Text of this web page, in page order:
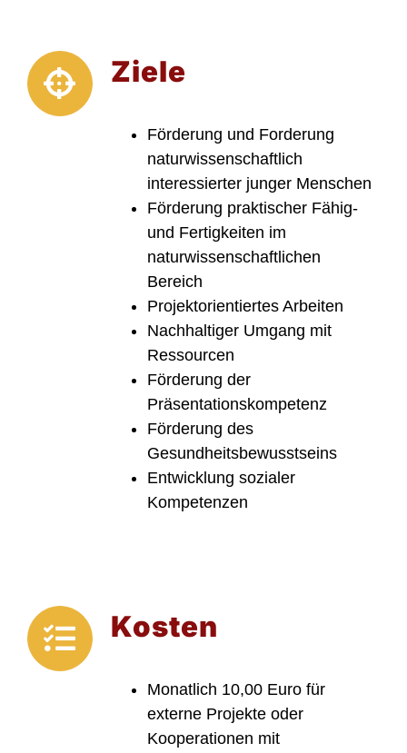
Ziele
Förderung und Forderung
naturwissenschaftlich
interessierter junger Menschen
Förderung praktischer Fähig-
und Fertigkeiten im
naturwissenschaftlichen
Bereich
Projektorientiertes Arbeiten
Nachhaltiger Umgang mit
Ressourcen
Förderung der
Präsentationskompetenz
Förderung des
Gesundheitsbewusstseins
Entwicklung sozialer
Kompetenzen
Kosten
Monatlich 10,00 Euro für
externe Projekte oder
Kooperationen mit